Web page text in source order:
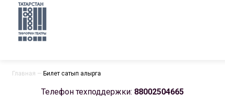
Главная — Билет сатып алырга
Телефон техподдержки: 88002504665